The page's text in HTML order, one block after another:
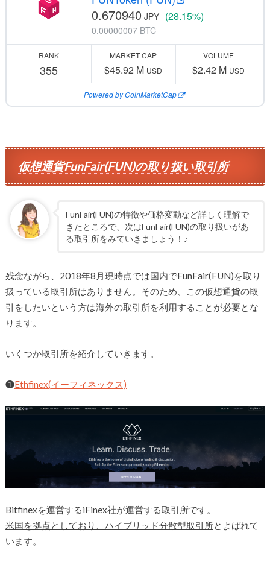
0.670940 JPY (28.15%)
0.00000007 BTC
RANK
355
MARKET CAP
$45.92 M USD
VOLUME
$2.42 M USD
Powered by CoinMarketCap
仮想通貨FunFair(FUN)の取り扱い取引所
FunFair(FUN)の特徴や価格変動など詳しく理解で
きたところで、次はFunFair(FUN)の取り扱いがあ
る取引所をみていきましょう！♪
残念ながら、2018年8月現時点では国内でFunFair(FUN)を取り
扱っている取引所はありません。そのため、この仮想通貨の取
引をしたいという方は海外の取引所を利用することが必要とな
ります。
いくつか取引所を紹介していきます。
❶Ethfinex(イーフィネックス)
Bitfinexを運営するiFinex社が運営する取引所です。
米国を拠点としており、ハイブリッド分散型取引所とよばれて
います。